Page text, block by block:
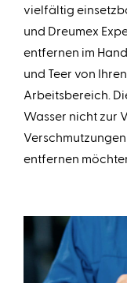
vielfältig
und Dreumex
entfernen im
und Teer von
Arbeitsbereich.
Wasser nicht zur
entfernen